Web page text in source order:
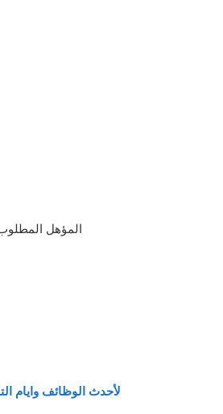
المؤهل
لأحدث الوظائف وايام